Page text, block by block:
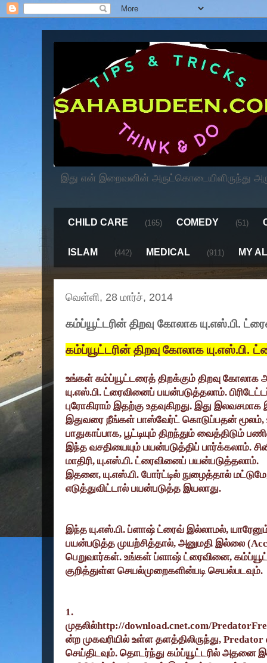
இது என் இறைவனின் அருட்கொடையிளிருந்து
CHILD CARE (165) COMEDY (51)
ISLAM (442) MEDICAL (911) MY
வெள்ளி, 28 மார்ச், 2014
கம்ப்யூட்டரின் திறவு கோலாக யு.எஸ்.பி.
கம்ப்யூட்டரின் திறவு கோலாக யு.எஸ்.பி.
உங்கள் கம்ப்யூட்டரைத் திறக்கும் திறவு கோலாக
யு.எஸ்.பி. ட்ரைவினைப் பயன்படுத்தலாம்.
புரோகிராம் இதற்கு உதவுகிறது. இது
இதுவரை நீங்கள் பாஸ்வேர்ட் கொடுப்பதன் மூலம்,
பாதுகாப்பாக, பூட்டியும் திறந்தும்
இந்த வசதியையும் பயன்படுத்திப் பார்க்கலாம்.
மாதிரி, யு.எஸ்.பி. ட்ரைவினைப் பயன்படுத்தலாம்.
இதனை, யு.எஸ்.பி. போர்ட்டில் நுழைத்தால் மட்டுமே
எடுத்துவிட்டால் பயன்படுத்த இயலாது.
இந்த யு.எஸ்.பி. ப்ளாஷ் ட்ரைவ் இல்லாமல்,
பயன்படுத்த முயற்சித்தால், அனுமதி இல்லை (
பெறுவார்கள். உங்கள் ப்ளாஷ் ட்ரைவினை,
குறித்துள்ள செயல்முறைகளின்படி செயல்படவும்.
1.
முதலில்http://download.cnet.com/
ன்ற முகவரியில் உள்ள தளத்திலிருந்து, Predator
செய்திடவும். தொடர்ந்து கம்ப்யூட்டரில் அதனை